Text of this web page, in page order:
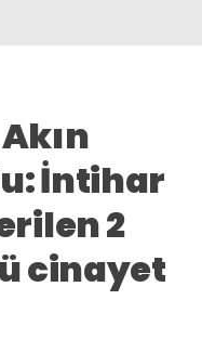
İntihar
2
cinayet